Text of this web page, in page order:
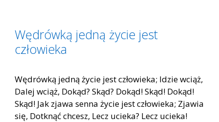
Wędrówką jedną życie jest
człowieka
Wędrówką jedną życie jest człowieka; Idzie wciąż,
Dalej wciąż, Dokąd? Skąd? Dokąd! Skąd! Dokąd!
Skąd! Jak zjawa senna życie jest człowieka; Zjawia
się, Dotknąć chcesz, Lecz ucieka? Lecz ucieka!